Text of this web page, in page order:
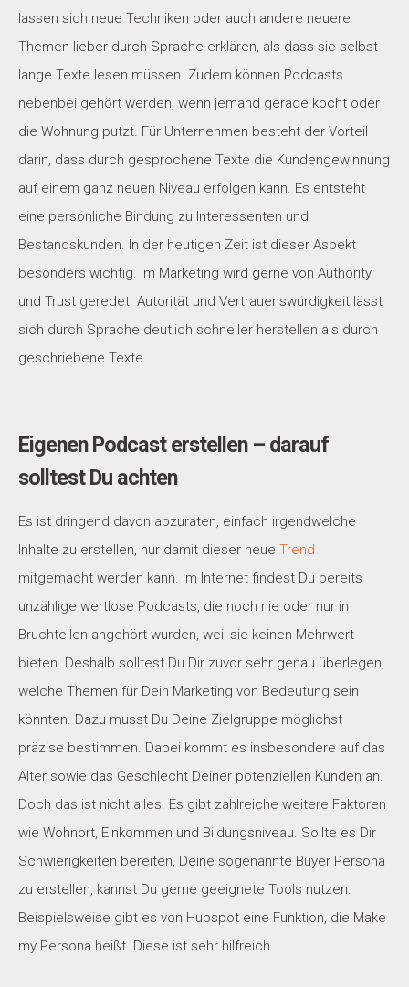
lassen sich neue Techniken oder auch andere neuere
Themen lieber durch Sprache erklären, als dass sie selbst
lange Texte lesen müssen. Zudem können Podcasts
nebenbei gehört werden, wenn jemand gerade kocht oder
die Wohnung putzt. Für Unternehmen besteht der Vorteil
darin, dass durch gesprochene Texte die Kundengewinnung
auf einem ganz neuen Niveau erfolgen kann. Es entsteht
eine persönliche Bindung zu Interessenten und
Bestandskunden. In der heutigen Zeit ist dieser Aspekt
besonders wichtig. Im Marketing wird gerne von Authority
und Trust geredet. Autorität und Vertrauenswürdigkeit lässt
sich durch Sprache deutlich schneller herstellen als durch
geschriebene Texte.
Eigenen Podcast erstellen – darauf
solltest Du achten
Es ist dringend davon abzuraten, einfach irgendwelche
Inhalte zu erstellen, nur damit dieser neue Trend
mitgemacht werden kann. Im Internet findest Du bereits
unzählige wertlose Podcasts, die noch nie oder nur in
Bruchteilen angehört wurden, weil sie keinen Mehrwert
bieten. Deshalb solltest Du Dir zuvor sehr genau überlegen,
welche Themen für Dein Marketing von Bedeutung sein
könnten. Dazu musst Du Deine Zielgruppe möglichst
präzise bestimmen. Dabei kommt es insbesondere auf das
Alter sowie das Geschlecht Deiner potenziellen Kunden an.
Doch das ist nicht alles. Es gibt zahlreiche weitere Faktoren
wie Wohnort, Einkommen und Bildungsniveau. Sollte es Dir
Schwierigkeiten bereiten, Deine sogenannte Buyer Persona
zu erstellen, kannst Du gerne geeignete Tools nutzen.
Beispielsweise gibt es von Hubspot eine Funktion, die Make
my Persona heißt. Diese ist sehr hilfreich.